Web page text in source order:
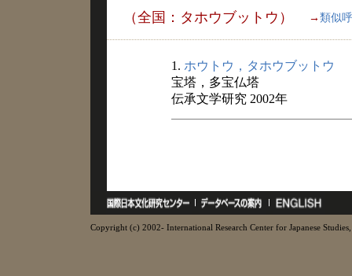
（全国：タホウブットウ） → 類似
1. ホウトウ，タホウブットウ
宝塔，多宝仏塔
伝承文学研究 2002年
Copyright (c) 2002- International Research Center for Japanese